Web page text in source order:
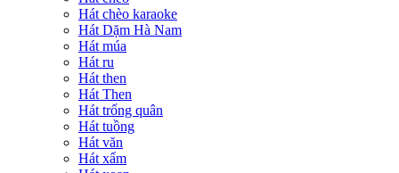
Hát chèo karaoke
Hát Dặm Hà Nam
Hát múa
Hát ru
Hát then
Hát Then
Hát trống quân
Hát tuồng
Hát văn
Hát xẩm